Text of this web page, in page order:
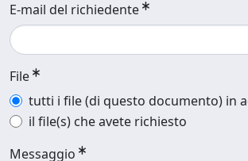
E-mail del richiedente
File
tutti i file (di questo documento) in
il file(s) che avete richiesto
Messaggio